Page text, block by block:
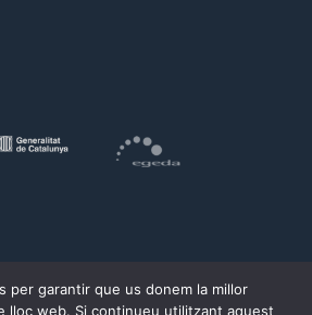
per garantir que us donem la millor
lloc web. Si continueu utilitzant aquest